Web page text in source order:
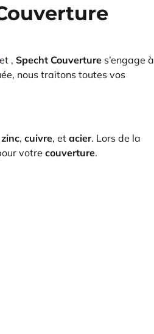
et , Specht Couverture s’engage à
nous traitons toutes vos
zinc, cuivre, et acier. Lors de la
votre couverture.